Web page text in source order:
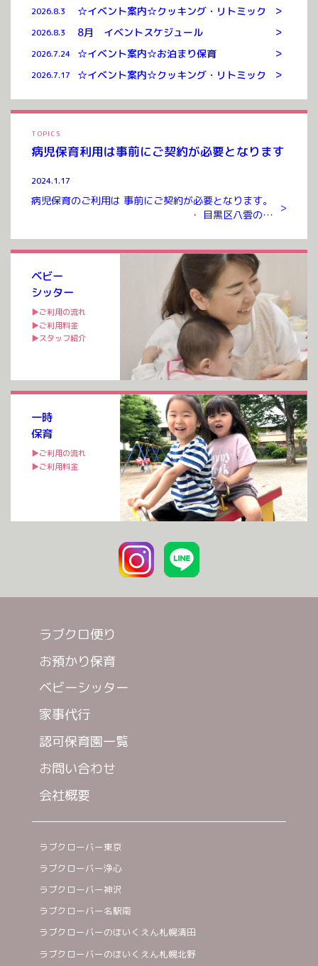
一時
保育
▶ご利用の流れ
▶ご利用料金
ベビー
シッター
▶ご利用の流れ
▶ご利用料金
▶スタッフ紹介
TOPICS
病児保育利用は事前にご契約が必要となります
2024.1.17
病児保育のご利用は 事前にご契約が必要となります。
・ 目黒区八雲のお
いただいたのち ご利用が可能となります。 ご契約には
入会金、年会費 […]
>
2026.8.3 ☆イベント案内☆クッキング・リトミック >
2026.8.3 8月 イベントスケジュール >
2026.7.24 ☆イベント案内☆お泊まり保育 >
2026.7.17 ☆イベント案内☆クッキング・リトミック >
ラブクロ便り
お預かり保育
ベビーシッター
家事代行
認可保育園一覧
お問い合わせ
会社概要
ラブクローバー東京
ラブクローバー浄心
ラブクローバー神沢
ラブクローバー名駅南
ラブクローバーのほいくえん札幌清田
ラブクローバーのほいくえん札幌北野